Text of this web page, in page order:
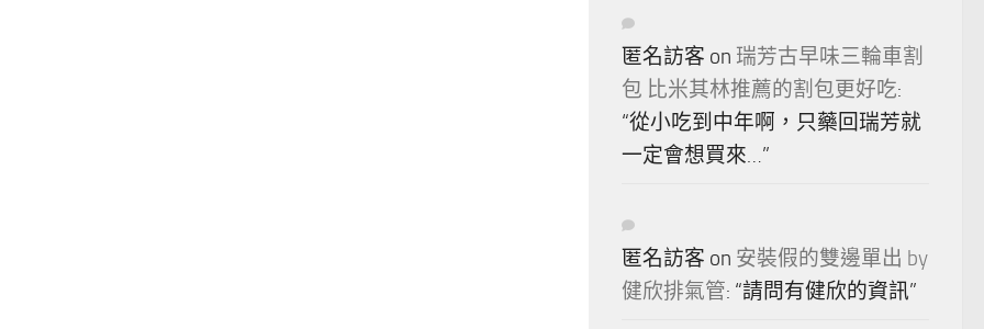
匿名訪客 on 瑞芳古早味三輪車割
包 比米其林推薦的割包更好吃:
“從小吃到中年啊，只藥回瑞芳就
一定會想買來…”
匿名訪客 on 安裝假的雙邊單出 by
健欣排氣管: “請問有健欣的資訊”